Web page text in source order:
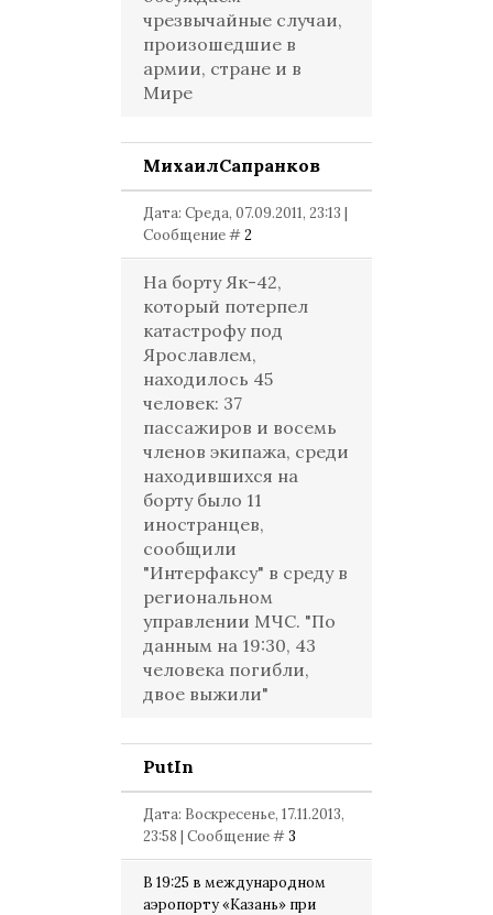
чрезвычайные случаи,
произошедшие в
армии, стране и в
Мире
МихаилСапранков
Дата: Среда, 07.09.2011, 23:13 |
Сообщение #2
На борту Як-42,
который потерпел
катастрофу под
Ярославлем,
находилось 45
человек: 37
пассажиров и восемь
членов экипажа, среди
находившихся на
борту было 11
иностранцев,
сообщили
"Интерфаксу" в среду в
региональном
управлении МЧС. "По
данным на 19:30, 43
человека погибли,
двое выжили"
PutIn
Дата: Воскресенье, 17.11.2013,
23:58 | Сообщение #3
В 19:25 в международном
аэропорту «Казань» при